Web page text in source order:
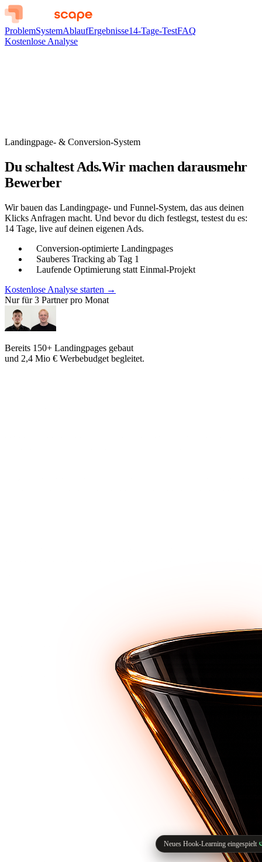
ProblemSystemAblaufErgebnisse14-Tage-TestFAQ
Kostenlose Analyse
Landingpage- & Conversion-System
Du schaltest Ads.Wir machen darausmehr
Termine
Wir bauen das Landingpage- und Funnel-System, das aus deinen
Klicks Anfragen macht. Und bevor du dich festlegst, testest du es:
14 Tage, live auf deinen eigenen Ads.
Conversion-optimierte Landingpages
Sauberes Tracking ab Tag 1
Laufende Optimierung statt Einmal-Projekt
Kostenlose Analyse starten →
Nur für 3 Partner pro Monat
Bereits 150+ Landingpages gebaut
und 2,4 Mio € Werbebudget begleitet.
Neues Hook-Learning eingespielt